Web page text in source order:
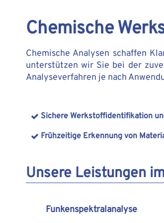
Chemische
Chemische Analysen schaffen
unterstützen wir Sie bei der
Analyseverfahren je nach
Sichere Werkstoffidentifikation
Frühzeitige Erkennung von
Unsere Leistungen
Funkenspektralanalyse